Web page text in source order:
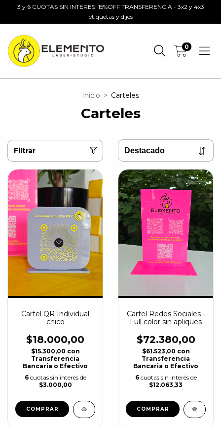
3 y 6 CUOTAS SIN INTERES! 15%OFF TRANSFERENCIA - 3x2 y 4x3
etiquetas y dijes
0
Inicio > Carteles
Carteles
Filtrar
Cartel QR Individual
chico
$18.000,00
$15.300,00 con
Transferencia
Bancaria o Efectivo
6 cuotas sin interés de
$3.000,00
Cartel Redes Sociales -
Full color sin apliques
$72.380,00
$61.523,00 con
Transferencia
Bancaria o Efectivo
6 cuotas sin interés de
$12.063,33